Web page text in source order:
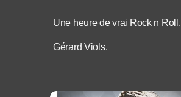
Une heure de vrai Rock n Roll.
Gérard Viols.